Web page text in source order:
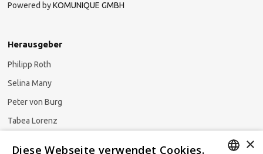
Powered byKOMUNIQUE GMBH
Herausgeber
Philipp Roth
Selina Many
Peter von Burg
Tabea Lorenz
×
Diese Webseite verwendet Cookies.